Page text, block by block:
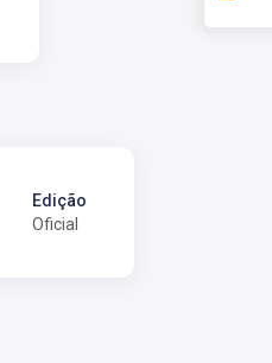
Edição
Oficial